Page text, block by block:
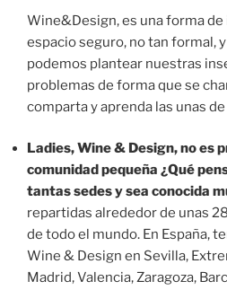
Wine&Design, es una forma
espacio seguro, no tan formal,
podemos plantear nuestras
problemas de forma que se
comparta y aprenda las unas
Ladies, Wine & Design, no es
comunidad pequeña ¿Qué
tantas sedes y sea conocida
repartidas alrededor de unas
de todo el mundo. En España,
Wine & Design en Sevilla,
Madrid, Valencia, Zaragoza,